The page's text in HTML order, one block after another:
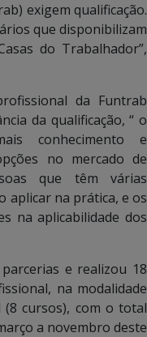
exigem qualificação.
que disponibilizam
do Trabalhador”,
da Funtrab
da qualificação, “ o
conhecimento e
no mercado de
que têm várias
aplicar na prática, e os
na aplicabilidade dos
e realizou 18
na modalidade
cursos), com o total
a novembro deste